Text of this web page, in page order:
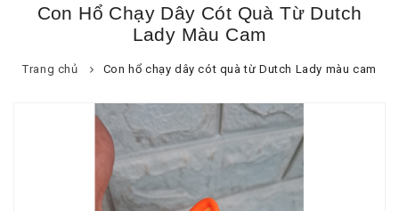
Con Hổ Chạy Dây Cót Quà Từ Dutch
Lady Màu Cam
Trang chủ Con hổ chạy dây cót quà từ Dutch Lady màu cam